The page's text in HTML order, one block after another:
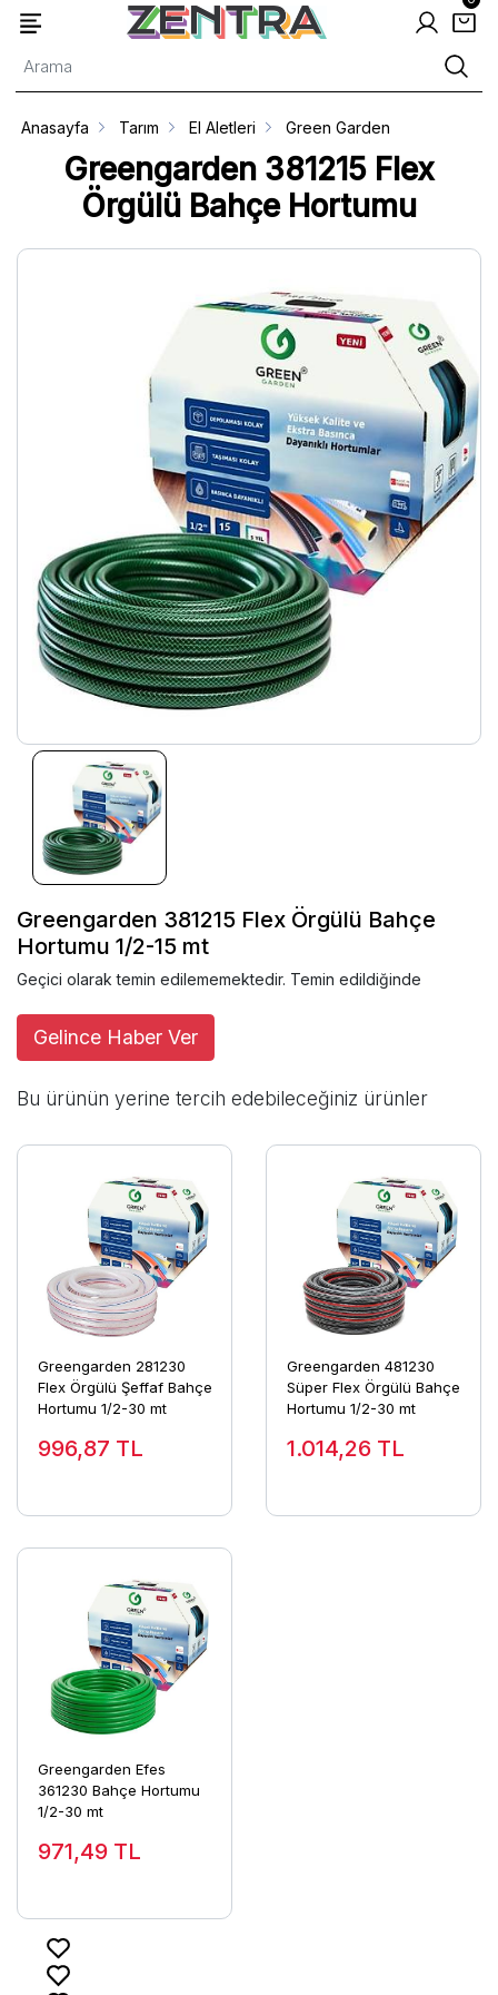
Greengarden 381215 Flex
Örgülü Bahçe Hortumu
Anasayfa Tarım El Aletleri Green Garden
Greengarden 381215 Flex Örgülü Bahçe
Hortumu 1/2-15 mt
Geçici olarak temin edilememektedir. Temin edildiğinde
Gelince Haber Ver
Bu ürünün yerine tercih edebileceğiniz ürünler
Greengarden 281230
Flex Örgülü Şeffaf Bahçe
Hortumu 1/2-30 mt
996,87 TL
Greengarden 481230
Süper Flex Örgülü Bahçe
Hortumu 1/2-30 mt
1.014,26 TL
Greengarden Efes
361230 Bahçe Hortumu
1/2-30 mt
971,49 TL